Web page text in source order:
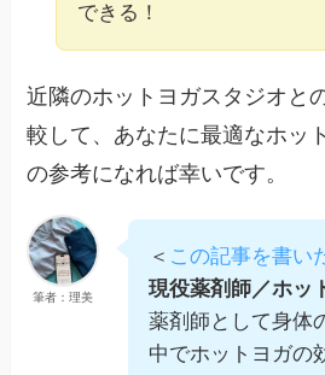
できる！
近隣のホットヨガスタジオと
較して、あなたに最適なホッ
の参考になれば幸いです。
筆者：理美
＜ この記事を書い
現役薬剤師／ホッ
薬剤師として身体
中でホットヨガの